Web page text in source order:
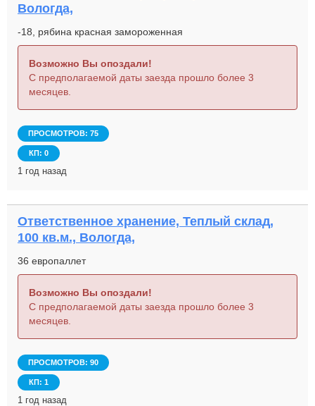
Вологда,
-18, рябина красная замороженная
Возможно Вы опоздали!
С предполагаемой даты заезда прошло более 3
месяцев.
ПРОСМОТРОВ: 75
КП: 0
1 год назад
Ответственное хранение, Теплый склад,
100 кв.м., Вологда,
36 европаллет
Возможно Вы опоздали!
С предполагаемой даты заезда прошло более 3
месяцев.
ПРОСМОТРОВ: 90
КП: 1
1 год назад